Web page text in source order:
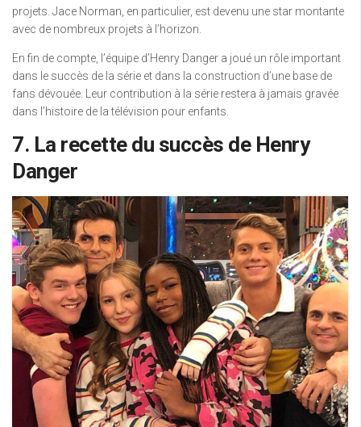
projets. Jace Norman, en particulier, est devenu une star montante
avec de nombreux projets à l’horizon.
En fin de compte, l’équipe d’Henry Danger a joué un rôle important
dans le succès de la série et dans la construction d’une base de
fans dévouée. Leur contribution à la série restera à jamais gravée
dans l’histoire de la télévision pour enfants.
7. La recette du succès de Henry
Danger